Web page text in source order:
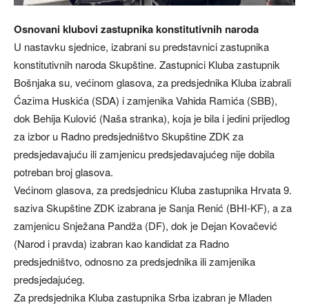
Osnovani klubovi zastupnika konstitutivnih naroda
U nastavku sjednice, izabrani su predstavnici zastupnika
konstitutivnih naroda Skupštine. Zastupnici Kluba zastupnik
Bošnjaka su, većinom glasova, za predsjednika Kluba izabrali
Ćazima Huskića (SDA) i zamjenika Vahida Ramića (SBB),
dok Behija Kulović (Naša stranka), koja je bila i jedini prijedlog
za izbor u Radno predsjedništvo Skupštine ZDK za
predsjedavajuću ili zamjenicu predsjedavajućeg nije dobila
potreban broj glasova.
Većinom glasova, za predsjednicu Kluba zastupnika Hrvata 9.
saziva Skupštine ZDK izabrana je Sanja Renić (BHI-KF), a za
zamjenicu Snježana Pandža (DF), dok je Dejan Kovačević
(Narod i pravda) izabran kao kandidat za Radno
predsjedništvo, odnosno za predsjednika ili zamjenika
predsjedajućeg.
Za predsjednika Kluba zastupnika Srba izabran je Mladen